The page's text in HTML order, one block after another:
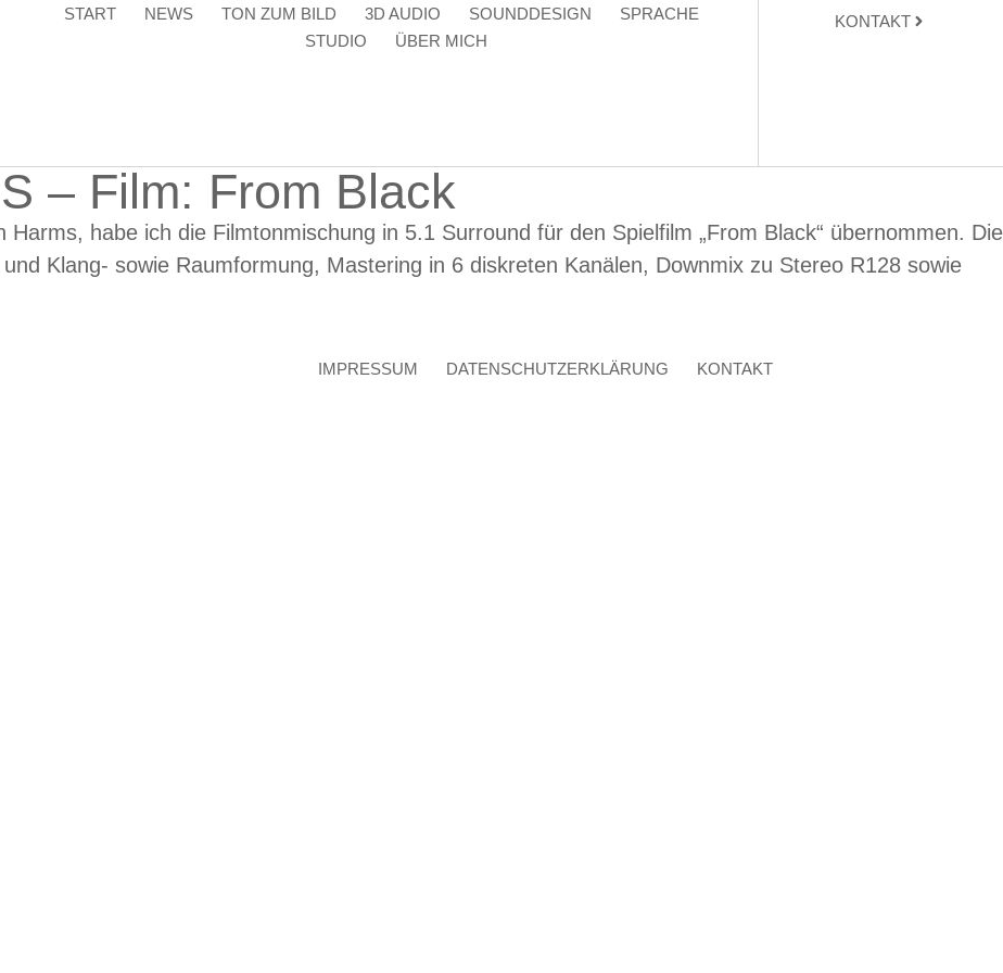
START NEWS TON ZUM BILD 3D AUDIO SOUNDDESIGN
SPRACHE
STUDIO
ÜBER MICH
KONTAKT
– Film: From Black
habe ich die Filmtonmischung in 5.1 Surround für den Spielfilm „From Black“ übernommen. Die
Klang- sowie Raumformung, Mastering in 6 diskreten Kanälen, Downmix zu Stereo R128 sowie
IMPRESSUM DATENSCHUTZERKLÄRUNG KONTAKT